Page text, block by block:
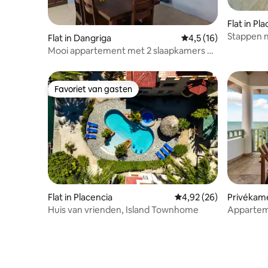
Flat in Dangriga Gemiddelde
4,5 (16)
Mooi appartement met 2 slaapkamers en
Flat in
Stappen
Favoriet van gasten
Favoriet van gasten
Flat in Placencia Gemiddelde
4,92 (26)
Huis van vrienden, Island Townhome